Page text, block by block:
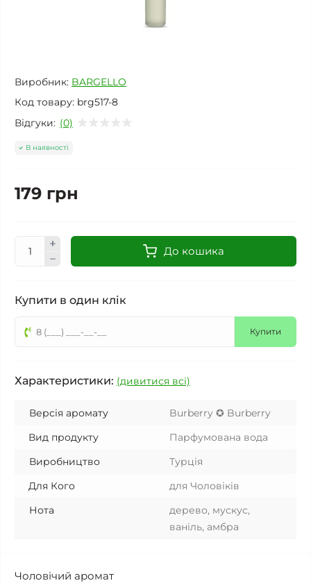
Виробник: BARGELLO
Код товару: brg517-8
Відгуки: (0)
В наявності
179 грн
До кошика
Купити в один клік
Купити
Характеристики: (дивитися всі)
Версія аромату
Burberry ✪ Burberry
Вид продукту
Парфумована вода
Виробництво
Турція
Для Кого
для Чоловіків
Нота
дерево, мускус,
ваніль, амбра
Чоловічий аромат